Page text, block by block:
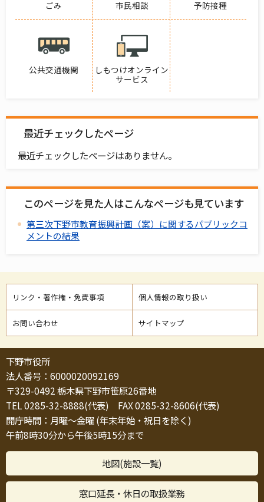
ごみ 市民相談 予防接種
公共交通機関
しもつけオンライン
サービス
最近チェックしたページ
最近チェックしたページはありません。
このページを見た人はこんなページも見ています
第三次下野市教育振興計画（案）に関するパブリックコ
メントの結果
リンク・著作権・免責事項 個人情報の取り扱い
お問い合わせ サイトマップ
下野市役所
法人番号：6000020092169
〒329-0492 栃木県下野市笹原26番地
TEL 0285-32-8888(代表) FAX 0285-32-8606(代表)
開庁時間：月曜～金曜 (年末年始・祝日を除く)
午前8時30分から午後5時15分まで
地図(施設一覧)
窓口延長・休日の取扱業務